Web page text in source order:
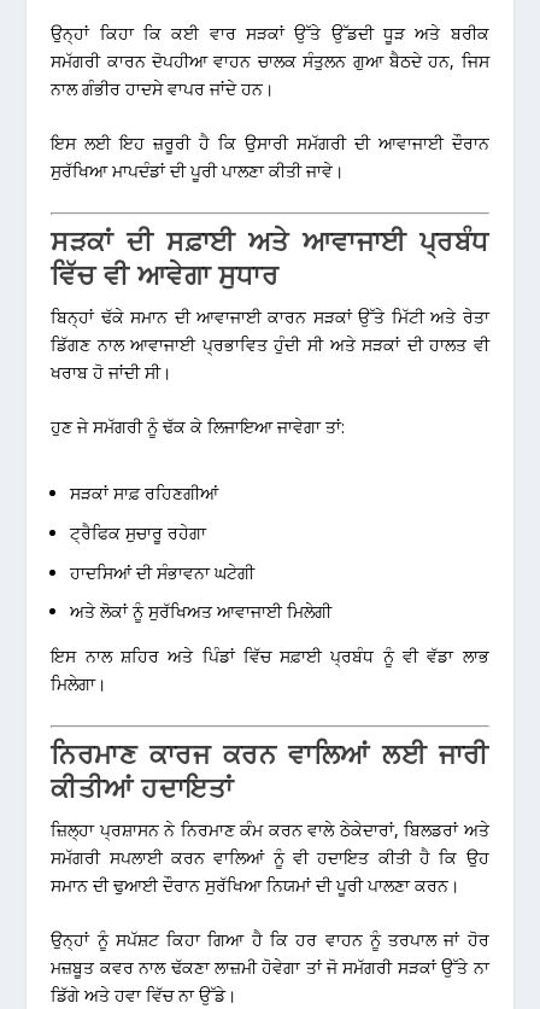
ਉਨ੍ਹਾਂ ਕਿਹਾ ਕਿ ਕਈ ਵਾਰ ਸੜਕਾਂ ਉੱਤੇ ਉੱਡਦੀ ਧੂੜ ਅਤੇ ਬਰੀਕ
ਸਮੱਗਰੀ ਕਾਰਨ ਦੋਪਹੀਆ ਵਾਹਨ ਚਾਲਕ ਸੰਤੁਲਨ ਗੁਆ ਬੈਠਦੇ ਹਨ, ਜਿਸ
ਨਾਲ ਗੰਭੀਰ ਹਾਦਸੇ ਵਾਪਰ ਜਾਂਦੇ ਹਨ।
ਇਸ ਲਈ ਇਹ ਜ਼ਰੂਰੀ ਹੈ ਕਿ ਉਸਾਰੀ ਸਮੱਗਰੀ ਦੀ ਆਵਾਜਾਈ ਦੌਰਾਨ
ਸੁਰੱਖਿਆ ਮਾਪਦੰਡਾਂ ਦੀ ਪੂਰੀ ਪਾਲਣਾ ਕੀਤੀ ਜਾਵੇ।
ਸੜਕਾਂ ਦੀ ਸਫ਼ਾਈ ਅਤੇ ਆਵਾਜਾਈ ਪ੍ਰਬੰਧ
ਵਿੱਚ ਵੀ ਆਵੇਗਾ ਸੁਧਾਰ
ਬਿਨ੍ਹਾਂ ਢੱਕੇ ਸਮਾਨ ਦੀ ਆਵਾਜਾਈ ਕਾਰਨ ਸੜਕਾਂ ਉੱਤੇ ਮਿੱਟੀ ਅਤੇ ਰੇਤਾ
ਡਿੱਗਣ ਨਾਲ ਆਵਾਜਾਈ ਪ੍ਰਭਾਵਿਤ ਹੁੰਦੀ ਸੀ ਅਤੇ ਸੜਕਾਂ ਦੀ ਹਾਲਤ ਵੀ
ਖਰਾਬ ਹੋ ਜਾਂਦੀ ਸੀ।
ਹੁਣ ਜੇ ਸਮੱਗਰੀ ਨੂੰ ਢੱਕ ਕੇ ਲਿਜਾਇਆ ਜਾਵੇਗਾ ਤਾਂ:
ਸੜਕਾਂ ਸਾਫ਼ ਰਹਿਣਗੀਆਂ
ਟ੍ਰੈਫਿਕ ਸੁਚਾਰੂ ਰਹੇਗਾ
ਹਾਦਸਿਆਂ ਦੀ ਸੰਭਾਵਨਾ ਘਟੇਗੀ
ਅਤੇ ਲੋਕਾਂ ਨੂੰ ਸੁਰੱਖਿਅਤ ਆਵਾਜਾਈ ਮਿਲੇਗੀ
ਇਸ ਨਾਲ ਸ਼ਹਿਰ ਅਤੇ ਪਿੰਡਾਂ ਵਿੱਚ ਸਫ਼ਾਈ ਪ੍ਰਬੰਧ ਨੂੰ ਵੀ ਵੱਡਾ ਲਾਭ
ਮਿਲੇਗਾ।
ਨਿਰਮਾਣ ਕਾਰਜ ਕਰਨ ਵਾਲਿਆਂ ਲਈ ਜਾਰੀ
ਕੀਤੀਆਂ ਹਦਾਇਤਾਂ
ਜ਼ਿਲ੍ਹਾ ਪ੍ਰਸ਼ਾਸਨ ਨੇ ਨਿਰਮਾਣ ਕੰਮ ਕਰਨ ਵਾਲੇ ਠੇਕੇਦਾਰਾਂ, ਬਿਲਡਰਾਂ ਅਤੇ
ਸਮੱਗਰੀ ਸਪਲਾਈ ਕਰਨ ਵਾਲਿਆਂ ਨੂੰ ਵੀ ਹਦਾਇਤ ਕੀਤੀ ਹੈ ਕਿ ਉਹ
ਸਮਾਨ ਦੀ ਢੁਆਈ ਦੌਰਾਨ ਸੁਰੱਖਿਆ ਨਿਯਮਾਂ ਦੀ ਪੂਰੀ ਪਾਲਣਾ ਕਰਨ।
ਉਨ੍ਹਾਂ ਨੂੰ ਸਪੱਸ਼ਟ ਕਿਹਾ ਗਿਆ ਹੈ ਕਿ ਹਰ ਵਾਹਨ ਨੂੰ ਤਰਪਾਲ ਜਾਂ ਹੋਰ
ਮਜ਼ਬੂਤ ਕਵਰ ਨਾਲ ਢੱਕਣਾ ਲਾਜ਼ਮੀ ਹੋਵੇਗਾ ਤਾਂ ਜੋ ਸਮੱਗਰੀ ਸੜਕਾਂ ਉੱਤੇ ਨਾ
ਡਿੱਗੇ ਅਤੇ ਹਵਾ ਵਿੱਚ ਨਾ ਉੱਡੇ।